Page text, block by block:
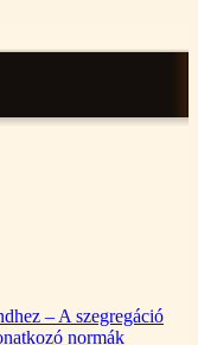
– A szegregáció
normák